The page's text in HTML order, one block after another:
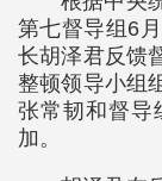
第七督导组6
长胡泽君反馈
整顿领导小组
张常韧和督导
加。